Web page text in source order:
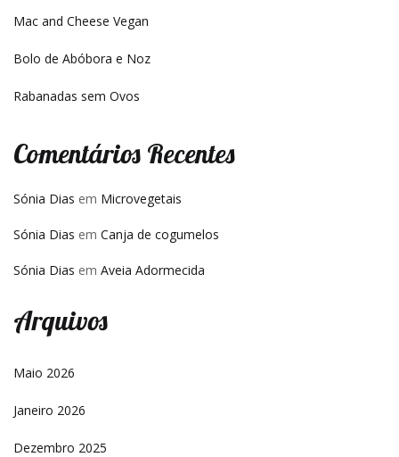
Mac and Cheese Vegan
Bolo de Abóbora e Noz
Rabanadas sem Ovos
Comentários Recentes
Sónia Dias em Microvegetais
Sónia Dias em Canja de cogumelos
Sónia Dias em Aveia Adormecida
Arquivos
Maio 2026
Janeiro 2026
Dezembro 2025